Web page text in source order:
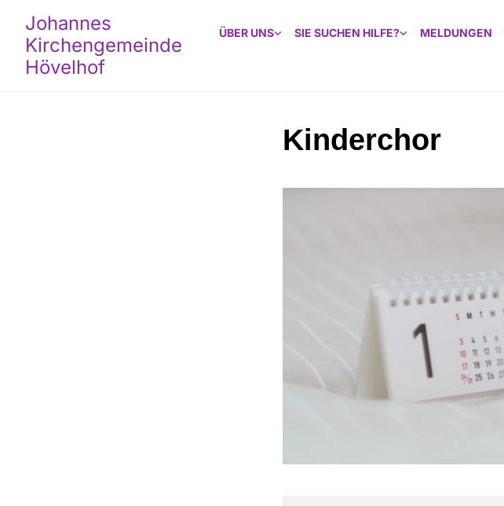
Johannes
Kirchengemeinde
Hövelhof
ÜBER UNS SIE SUCHEN HILFE? MELDUNGEN
Kinderchor